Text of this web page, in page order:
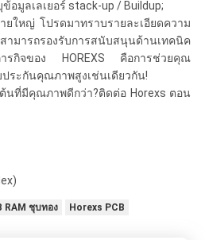
อมูลเลเยอร์ stack-up / Buildup;
ใหญ่ โปรดมาทราบรายละเอียดความ
ามารถรองรับการสนับสนุนด้านเทคนิค
รกิจของ HOREXS คือการช่วยคุณ
ระกันคุณภาพสูงเช่นเดียวกัน!
นที่มีคุณภาพดีกว่า?ติดต่อ Horexs ตอน
RAM ชุบทอง Horexs PCB